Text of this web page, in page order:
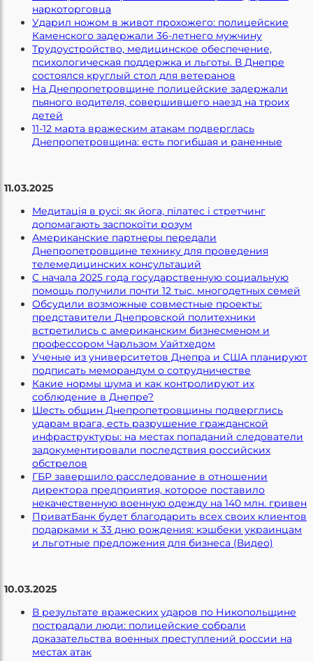
наркоторговца
Ударил ножом в живот прохожего: полицейские
Каменского задержали 36-летнего мужчину
Трудоустройство, медицинское обеспечение,
психологическая поддержка и льготы. В Днепре
состоялся круглый стол для ветеранов
На Днепропетровщине полицейские задержали
пьяного водителя, совершившего наезд на троих
детей
11-12 марта вражеским атакам подверглась
Днепропетровщина: есть погибшая и раненные
11.03.2025
Медитація в русі: як йога, пілатес і стретчинг
допомагають заспокоїти розум
Американские партнеры передали
Днепропетровщине технику для проведения
телемедицинских консультаций
С начала 2025 года государственную социальную
помощь получили почти 12 тыс. многодетных семей
Обсудили возможные совместные проекты:
представители Днепровской политехники
встретились с американским бизнесменом и
профессором Чарльзом Уайтхедом
Ученые из университетов Днепра и США планируют
подписать меморандум о сотрудничестве
Какие нормы шума и как контролируют их
соблюдение в Днепре?
Шесть общин Днепропетровщины подверглись
ударам врага, есть разрушение гражданской
инфраструктуры: на местах попаданий следователи
задокументировали последствия российских
обстрелов
ГБР завершило расследование в отношении
директора предприятия, которое поставило
некачественную военную одежду на 140 млн. гривен
ПриватБанк будет благодарить всех своих клиентов
подарками к 33 дню рождения: кэшбеки украинцам
и льготные предложения для бизнеса (Видео)
10.03.2025
В результате вражеских ударов по Никопольщине
пострадали люди: полицейские собрали
доказательства военных преступлений россии на
местах атак